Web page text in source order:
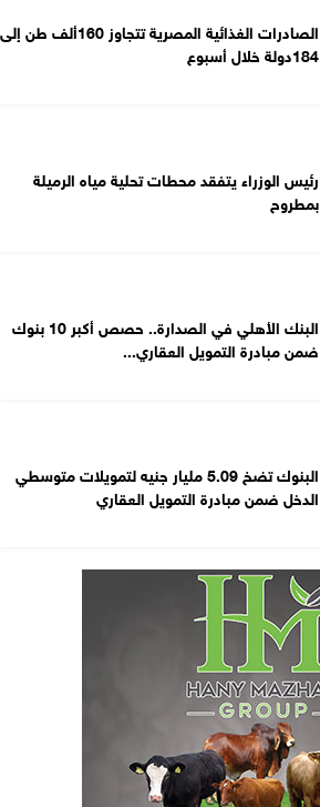
الصادرات الغذائية المصرية تتجاوز 160ألف طن إلى
184دولة خلال أسبوع
رئيس الوزراء يتفقد محطات تحلية مياه الرميلة
بمطروح
البنك الأهلي في الصدارة.. حصص أكبر 10 بنوك
ضمن مبادرة التمويل العقاري...
البنوك تضخ 5.09 مليار جنيه لتمويلات متوسطي
الدخل ضمن مبادرة التمويل العقاري